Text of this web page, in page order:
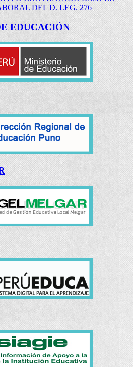
DEL D. LEG. 276
EDUCACIÓN